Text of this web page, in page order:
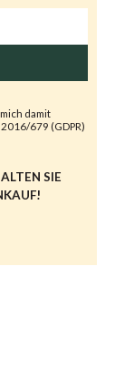
damit
679 (GDPR)
SIE